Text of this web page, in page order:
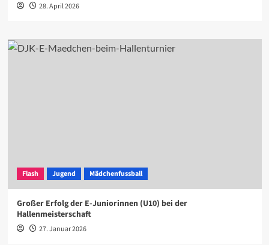
28. April 2026
Flash Jugend Mädchenfussball
Großer Erfolg der E-Juniorinnen (U10) bei der
Hallenmeisterschaft
27. Januar 2026